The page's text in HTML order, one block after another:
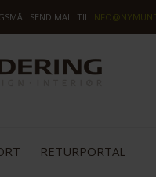
SEND MAIL TIL
RETURPORTAL